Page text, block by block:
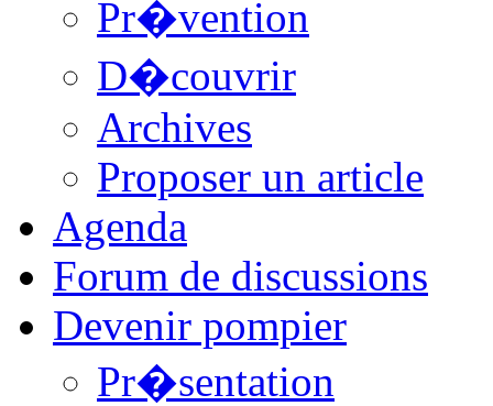
Pr�vention
D�couvrir
Archives
Proposer un article
Agenda
Forum de discussions
Devenir pompier
Pr�sentation